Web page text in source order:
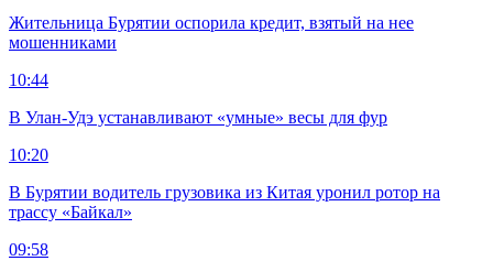
Жительница Бурятии оспорила кредит, взятый на нее
мошенниками
10:44
В Улан-Удэ устанавливают «умные» весы для фур
10:20
В Бурятии водитель грузовика из Китая уронил ротор на
трассу «Байкал»
09:58